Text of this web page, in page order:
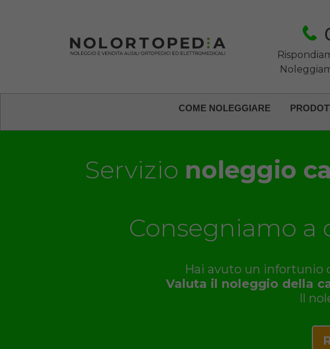
COME NOLEGGIARE
Servizio noleggio
Consegniamo a
Hai avuto un infortunio
Valuta il noleggio della
Il